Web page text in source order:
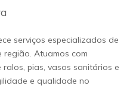
serviços especializados de
região. Atuamos com
pias, vasos sanitários e
e qualidade no